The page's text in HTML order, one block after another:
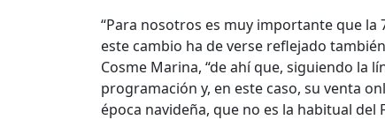
“Para nosotros es muy importante que
este cambio ha de verse reflejado
Cosme Marina, “de ahí que, siguiendo la
programación y, en este caso, su venta
época navideña, que no es la habitual del